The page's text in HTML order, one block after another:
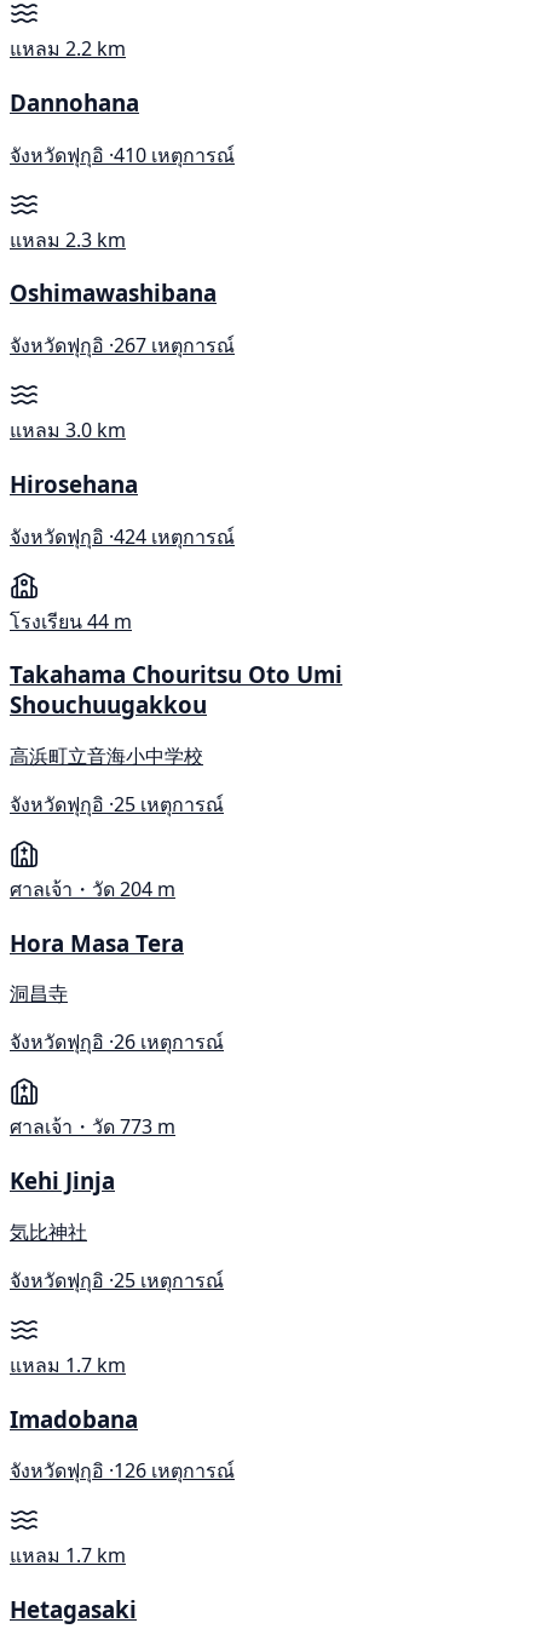
แหลม 2.2 km
Dannohana
จังหวัดฟุกุอิ ·410 เหตุการณ์
แหลม 2.3 km
Oshimawashibana
จังหวัดฟุกุอิ ·267 เหตุการณ์
แหลม 3.0 km
Hirosehana
จังหวัดฟุกุอิ ·424 เหตุการณ์
โรงเรียน44 m
Takahama Chouritsu Oto Umi
Shouchuugakkou
高浜町立音海小中学校
จังหวัดฟุกุอิ ·25 เหตุการณ์
ศาลเจ้า・วัด204 m
Hora Masa Tera
洞昌寺
จังหวัดฟุกุอิ ·26 เหตุการณ์
ศาลเจ้า・วัด773 m
Kehi Jinja
気比神社
จังหวัดฟุกุอิ ·25 เหตุการณ์
แหลม 1.7 km
Imadobana
จังหวัดฟุกุอิ ·126 เหตุการณ์
แหลม 1.7 km
Hetagasaki